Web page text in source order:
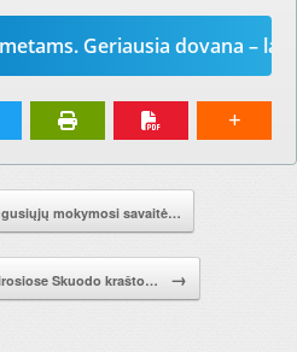
Geriausia dovana –
mokymosi savaitė…
Skuodo krašto… →